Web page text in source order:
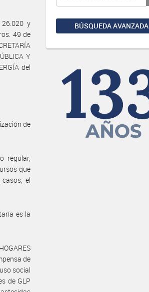
BÚSQUEDA AVANZADA
26.020 y
49 de
Y
del
de
regular,
que
el
es la
de
social
de GLP